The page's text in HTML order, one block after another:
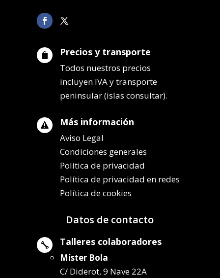
 Precios y transporte
Todos nuestros precios
incluyen IVA y transporte
peninsular (islas consultar).
 Más información
Aviso Legal
Condiciones generales
Política de privacidad
Política de privacidad en redes
Política de cookies
Datos de contacto
 Talleres colaboradores
Míster Bola
C/ Diderot, 9 Nave 22A